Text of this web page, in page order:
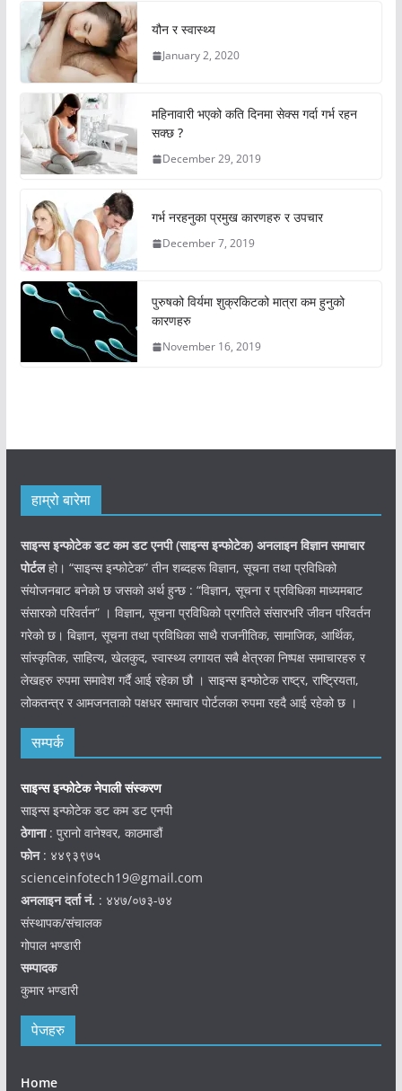
यौन र स्वास्थ्य
January 2, 2020
महिनावारी भएको कति दिनमा सेक्स गर्दा गर्भ रहन
सक्छ ?
December 29, 2019
गर्भ नरहनुका प्रमुख कारणहरु र उपचार
December 7, 2019
पुरुषको विर्यमा शुक्रकिटको मात्रा कम हुनुको
कारणहरु
November 16, 2019
हाम्रो बारेमा
साइन्स इन्फोटेक डट कम डट एनपी (साइन्सइन्फोटेक) अनलाइन विज्ञान समाचार
पोर्टलहो। “साइन्स इन्फोटेक” तीन शब्दहरू विज्ञान, सूचना तथा प्रविधिको
संयोजनबाट बनेको छ जसको अर्थ हुन्छ : “विज्ञान, सूचना र प्रविधिका माध्यमबाट
संसारको परिवर्तन” । विज्ञान, सूचना प्रविधिको प्रगतिले संसारभरि जीवन परिवर्तन
गरेको छ। बिज्ञान, सूचना तथा प्रविधिका साथै राजनीतिक, सामाजिक, आर्थिक,
सांस्कृतिक, साहित्य, खेलकुद, स्वास्थ्य लगायत सबै क्षेत्रका निष्पक्ष समाचारहरु र
लेखहरु रुपमा समावेश गर्दै आई रहेका छौ । साइन्स इन्फोटेक राष्ट्र, राष्ट्रियता,
लोकतन्त्र र आमजनताको पक्षधर समाचार पोर्टलका रुपमा रहदै आई रहेको छ ।
सम्पर्क
साइन्स इन्फोटेक नेपाली संस्करण
साइन्स इन्फोटेक डट कम डट एनपी
ठेगाना: पुरानो वानेश्वर, काठमाडौं
फोन: ४४९३९७५
scienceinfotech19@gmail.com
अनलाइन दर्ता नं. : ४४७/०७३-७४
संस्थापक/संचालक
गोपाल भण्डारी
सम्पादक
कुमार भण्डारी
पेजहरु
Home